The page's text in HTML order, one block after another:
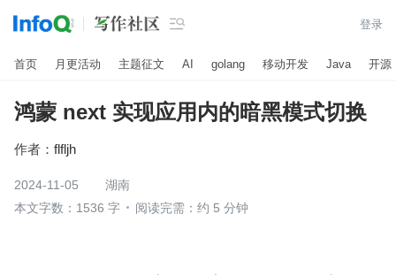
 登录
首页 月更活动 主题征文 AI golang 移动开发 Java 开源
鸿蒙 next 实现应用内的暗黑模式切换
作者： flfljh
2024-11-05
湖南
本文字数：1536 字
阅读完需：约 5 分钟